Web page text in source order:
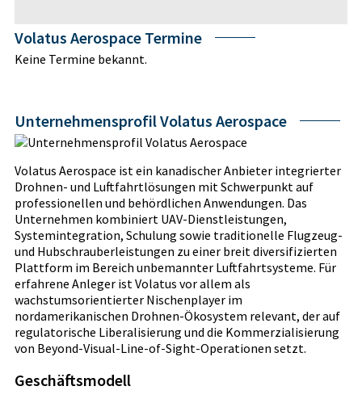
Volatus Aerospace Termine
Keine Termine bekannt.
Unternehmensprofil Volatus Aerospace
Volatus Aerospace ist ein kanadischer Anbieter integrierter
Drohnen- und Luftfahrtlösungen mit Schwerpunkt auf
professionellen und behördlichen Anwendungen. Das
Unternehmen kombiniert UAV-Dienstleistungen,
Systemintegration, Schulung sowie traditionelle Flugzeug-
und Hubschrauberleistungen zu einer breit diversifizierten
Plattform im Bereich unbemannter Luftfahrtsysteme. Für
erfahrene Anleger ist Volatus vor allem als
wachstumsorientierter Nischenplayer im
nordamerikanischen Drohnen-Ökosystem relevant, der auf
regulatorische Liberalisierung und die Kommerzialisierung
von Beyond-Visual-Line-of-Sight-Operationen setzt.
Geschäftsmodell